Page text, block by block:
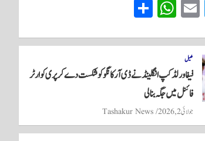
T
wi
tte
r
E
m
ail
W
ha
ts
A
pp
re
کھیل
فیفا ورلڈ کپ انگلینڈ نے ڈی آر کانگو کو شکست دے کر پری کوارٹر
فائنل میں جگہ بنا لی
جولائی 2, 2026 Tashakur News